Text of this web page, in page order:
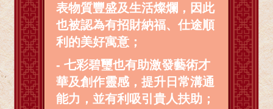
表物質豐盛及生活燦爛，因此
也被認為有招財納福、仕途順
利的美好寓意；
- 七彩碧璽也有助激發藝術才
華及創作靈感，提升日常溝通
能力，並有利吸引貴人扶助；